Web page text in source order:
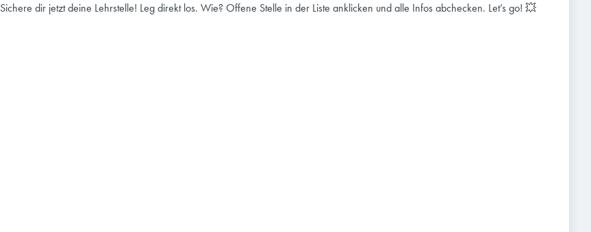
Sichere dir jetzt deine Lehrstelle! Leg direkt los. Wie? Offene Stelle in der Liste anklicken und alle Infos abchecken. Let’s go! 💥